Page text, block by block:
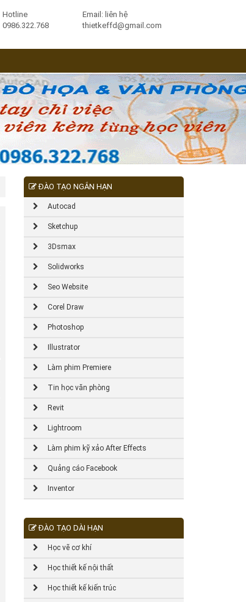
Email: liên hệ
thietkeffd@gmail.com
Hotline
0986.322.768
ĐÀO TẠO NGẮN HẠN
Autocad
Sketchup
3Dsmax
Solidworks
Seo Website
Corel Draw
Photoshop
Illustrator
Làm phim Premiere
Tin học văn phòng
Revit
Lightroom
Làm phim kỹ xảo After Effects
Quảng cáo Facebook
Inventor
ĐÀO TẠO DÀI HẠN
Học vẽ cơ khí
Học thiết kế nội thất
Học thiết kế kiến trúc